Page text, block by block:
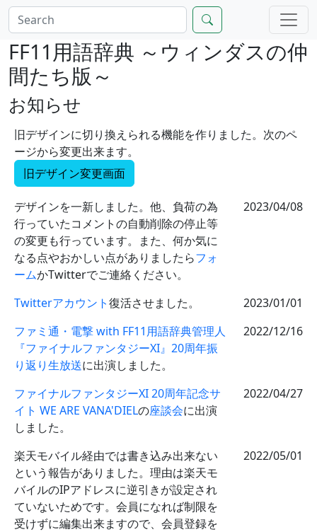
FF11用語辞典 ～ウィンダスの仲
間たち版～
お知らせ
旧デザインに切り換えられる機能を作りました。次のペ
ージから変更出来ます。
旧デザイン変更画面
デザインを一新しました。他、負荷の為
行っていたコメントの自動削除の停止等
の変更も行っています。また、何か気に
なる点やおかしい点がありましたらフォ
ームかTwitterでご連絡ください。
2023/04/08
Twitterアカウント復活させました。
2023/01/01
ファミ通・電撃 with FF11用語辞典管理人
『ファイナルファンタジーXI』20周年振
り返り生放送に出演しました。
2022/12/16
ファイナルファンタジーXI 20周年記念サ
イト WE ARE VANA'DIELの座談会に出演
しました。
2022/04/27
楽天モバイル経由では書き込み出来ない
という報告がありました。理由は楽天モ
バイルのIPアドレスに逆引きが設定され
ていないためです。会員になれば制限を
受けずに編集出来ますので、会員登録を
2022/05/01